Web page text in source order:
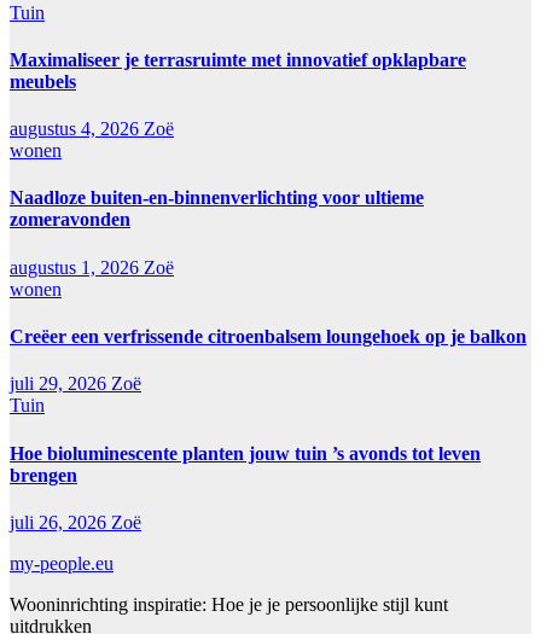
Tuin
Maximaliseer je terrasruimte met innovatief opklapbare
meubels
augustus 4, 2026 Zoë
wonen
Naadloze buiten-en-binnenverlichting voor ultieme
zomeravonden
augustus 1, 2026 Zoë
wonen
Creëer een verfrissende citroenbalsem loungehoek op je balkon
juli 29, 2026 Zoë
Tuin
Hoe bioluminescente planten jouw tuin ’s avonds tot leven
brengen
juli 26, 2026 Zoë
my-people.eu
Wooninrichting inspiratie: Hoe je je persoonlijke stijl kunt
uitdrukken